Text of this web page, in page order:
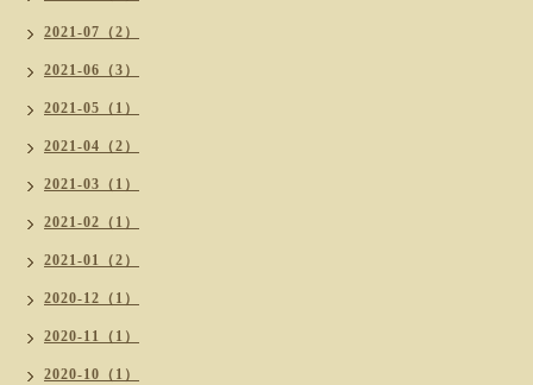
2021-07（2）
2021-06（3）
2021-05（1）
2021-04（2）
2021-03（1）
2021-02（1）
2021-01（2）
2020-12（1）
2020-11（1）
2020-10（1）